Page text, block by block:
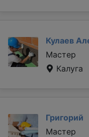
Кулаев
Мастер
Калуга
Григорий
Мастер